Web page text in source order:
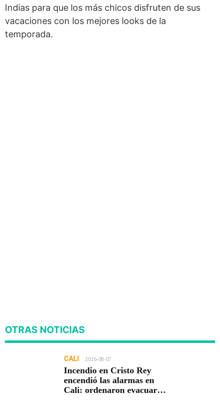
Indias para que los más chicos disfruten de sus
vacaciones con los mejores looks de la
temporada.
OTRAS NOTICIAS
CALI 2026-08-07
Incendio en Cristo Rey
encendió las alarmas en
Cali: ordenaron evacuar